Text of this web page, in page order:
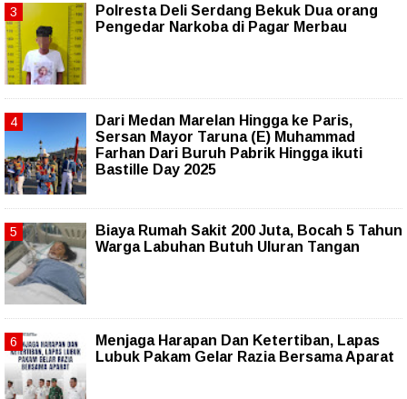
Polresta Deli Serdang Bekuk Dua orang
Pengedar Narkoba di Pagar Merbau
‎Dari Medan Marelan Hingga ke Paris,
Sersan Mayor Taruna (E) Muhammad
Farhan Dari Buruh Pabrik Hingga ikuti
Bastille Day 2025
Biaya Rumah Sakit 200 Juta, Bocah 5 Tahun
Warga Labuhan Butuh Uluran Tangan
Menjaga Harapan Dan Ketertiban, Lapas
Lubuk Pakam Gelar Razia Bersama Aparat